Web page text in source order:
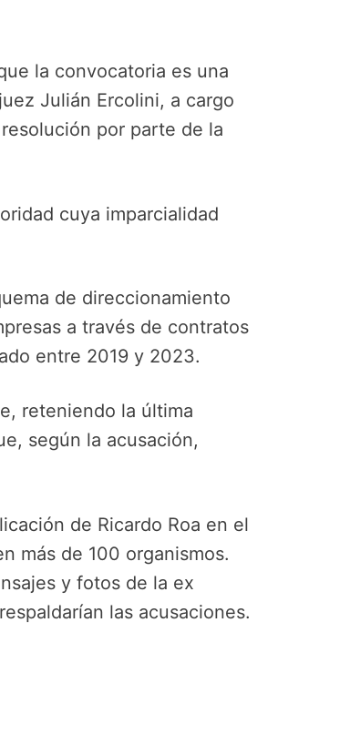
la convocatoria es una
Julián Ercolini, a cargo
por parte de la
cuya imparcialidad
de direccionamiento
a través de contratos
entre 2019 y 2023.
reteniendo la última
según la acusación,
de Ricardo Roa en el
más de 100 organismos.
y fotos de la ex
las acusaciones.